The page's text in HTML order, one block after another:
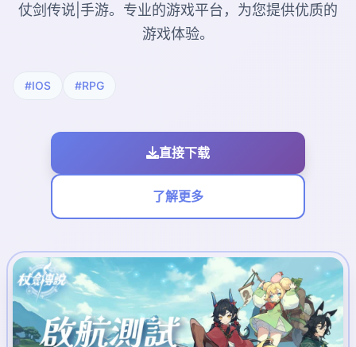
仗剑传说|手游。专业的游戏平台，为您提供优质的
游戏体验。
#IOS #RPG
直接下载
了解更多